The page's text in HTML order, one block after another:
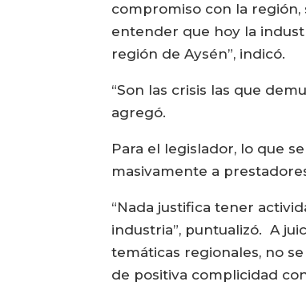
compromiso con la región,
entender que hoy la
región de Aysén”, indicó.
“Son las crisis las que
agregó.
Para el legislador, lo que
masivamente a
“Nada justifica tener
industria”, puntualizó. A
temáticas regionales, no
de positiva complicidad